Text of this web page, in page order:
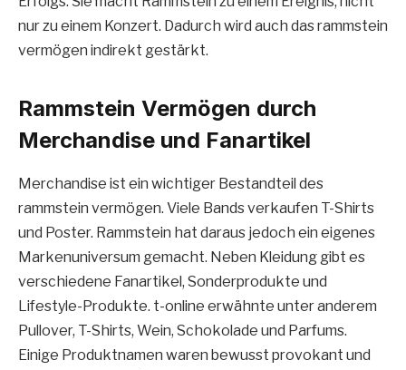
nur zu einem Konzert. Dadurch wird auch das rammstein
vermögen indirekt gestärkt.
Rammstein Vermögen durch
Merchandise und Fanartikel
Merchandise ist ein wichtiger Bestandteil des
rammstein vermögen. Viele Bands verkaufen T-Shirts
und Poster. Rammstein hat daraus jedoch ein eigenes
Markenuniversum gemacht. Neben Kleidung gibt es
verschiedene Fanartikel, Sonderprodukte und
Lifestyle-Produkte. t-online erwähnte unter anderem
Pullover, T-Shirts, Wein, Schokolade und Parfums.
Einige Produktnamen waren bewusst provokant und